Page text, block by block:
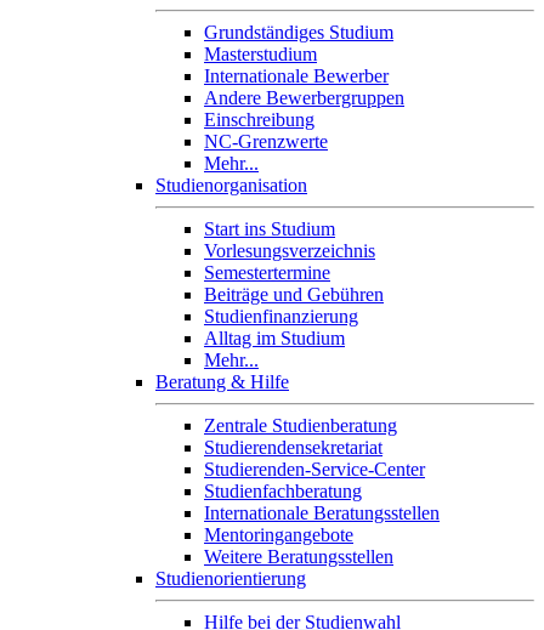
Grundständiges Studium
Masterstudium
Internationale Bewerber
Andere Bewerbergruppen
Einschreibung
NC-Grenzwerte
Mehr...
Studienorganisation
Start ins Studium
Vorlesungsverzeichnis
Semestertermine
Beiträge und Gebühren
Studienfinanzierung
Alltag im Studium
Mehr...
Beratung & Hilfe
Zentrale Studienberatung
Studierendensekretariat
Studierenden-Service-Center
Studienfachberatung
Internationale Beratungsstellen
Mentoringangebote
Weitere Beratungsstellen
Studienorientierung
Hilfe bei der Studienwahl